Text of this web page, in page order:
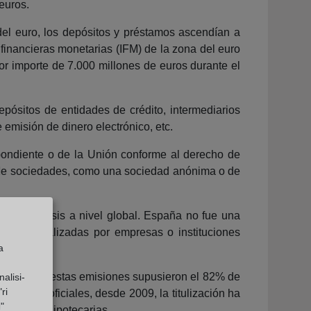
euro, los depósitos y préstamos ascendían a
monetarias (IFM) de la zona del euro
importe de 7.000 millones de euros durante el
de entidades de crédito, intermediarios
de dinero electrónico, etc.
o de la Unión conforme al derecho de
sociedades, como una sociedad anónima o de
a la crisis a nivel global. España no fue una
realizadas por empresas o instituciones
2008, estas emisiones supusieron el 82% de
oficiales, desde 2009, la titulización ha